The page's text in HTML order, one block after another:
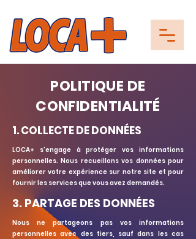
POLITIQUE DE
CONFIDENTIALITÉ
1. COLLECTE DE DONNÉES
LOCA+ s'engage à protéger vos informations
personnelles. Nous recueillons vos données pour
améliorer votre expérience sur notre site et pour
fournir les services que vous avez demandés.
3. PARTAGE DES DONNÉES
Nous ne partageons pas vos informations
personnelles avec des tiers, sauf dans les cas